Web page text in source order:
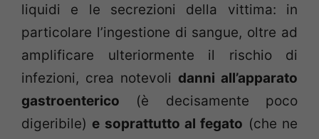
liquidi e le secrezioni della vittima: in
particolare l’ingestione di sangue, oltre ad
amplificare ulteriormente il rischio di
infezioni, crea notevoli danni all’apparato
gastroenterico (è decisamente poco
digeribile) e soprattutto al fegato (che ne